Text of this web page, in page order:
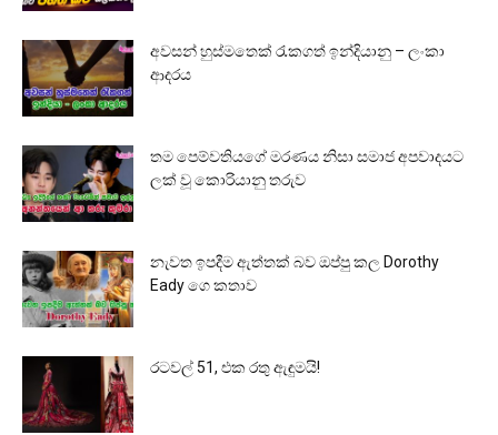
අවසන් හුස්මතෙක් රැකගත් ඉන්දියානු – ලංකා
ආදරය
තම පෙම්වතියගේ මරණය නිසා සමාජ අපවාදයට
ලක් වූ කොරියානු තරුව
නැවත ඉපදීම ඇත්තක් බව ඔප්පු කල Dorothy
Eady ගෙ කතාව
රටවල් 51, එක රතු ඇඳුමයි!